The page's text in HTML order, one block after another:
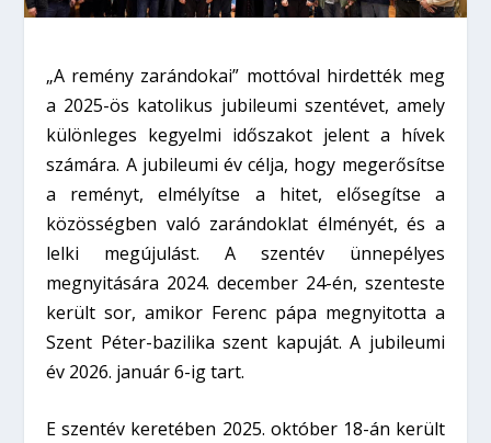
„A remény zarándokai” mottóval hirdették meg
a 2025-ös katolikus jubileumi szentévet, amely
különleges kegyelmi időszakot jelent a hívek
számára. A jubileumi év célja, hogy megerősítse
a reményt, elmélyítse a hitet, elősegítse a
közösségben való zarándoklat élményét, és a
lelki megújulást. A szentév ünnepélyes
megnyitására 2024. december 24-én, szenteste
került sor, amikor Ferenc pápa megnyitotta a
Szent Péter-bazilika szent kapuját. A jubileumi
év 2026. január 6-ig tart.
E szentév keretében 2025. október 18-án került